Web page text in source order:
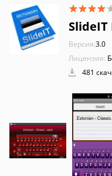
SlideIT
Версия:3.0
Лицензия:
481